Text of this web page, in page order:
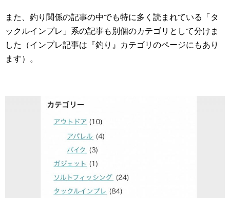
また、釣り関係の記事の中でも特に多く読まれている「タ
ックルインプレ」系の記事も別個のカテゴリとして分けま
した（インプレ記事は『釣り』カテゴリのページにもあり
ます）。